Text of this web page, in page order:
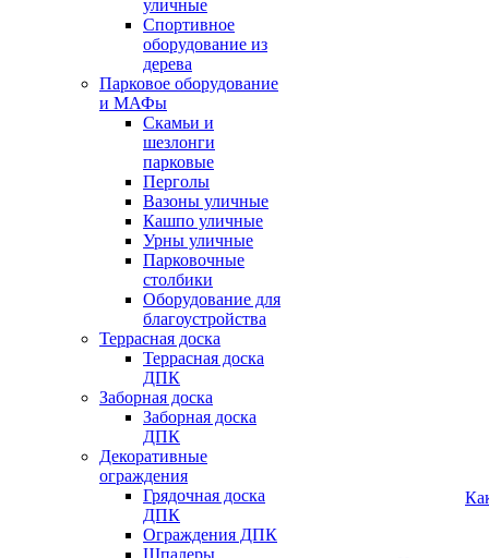
уличные
Спортивное
оборудование из
дерева
Парковое оборудование
и МАФы
Скамьи и
шезлонги
парковые
Перголы
Вазоны уличные
Кашпо уличные
Урны уличные
Парковочные
столбики
Оборудование для
благоустройства
Террасная доска
Террасная доска
ДПК
Заборная доска
Заборная доска
ДПК
Декоративные
ограждения
Грядочная доска
ДПК
Ограждения ДПК
Шпалеры